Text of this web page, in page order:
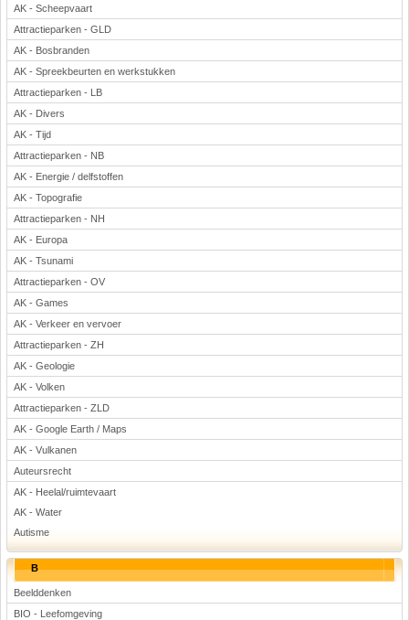
AK - Scheepvaart
Attractieparken - GLD
AK - Bosbranden
AK - Spreekbeurten en werkstukken
Attractieparken - LB
AK - Divers
AK - Tijd
Attractieparken - NB
AK - Energie / delfstoffen
AK - Topografie
Attractieparken - NH
AK - Europa
AK - Tsunami
Attractieparken - OV
AK - Games
AK - Verkeer en vervoer
Attractieparken - ZH
AK - Geologie
AK - Volken
Attractieparken - ZLD
AK - Google Earth / Maps
AK - Vulkanen
Auteursrecht
AK - Heelal/ruimtevaart
AK - Water
Autisme
B
Beelddenken
BIO - Leefomgeving